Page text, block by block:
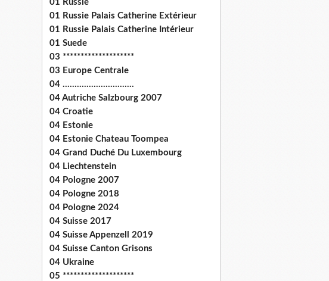
01 Russie
01 Russie Palais Catherine Extérieur
01 Russie Palais Catherine Intérieur
01 Suede
03 ********************
03 Europe Centrale
04 ..............................
04 Autriche Salzbourg 2007
04 Croatie
04 Estonie
04 Estonie Chateau Toompea
04 Grand Duché Du Luxembourg
04 Liechtenstein
04 Pologne 2007
04 Pologne 2018
04 Pologne 2024
04 Suisse 2017
04 Suisse Appenzell 2019
04 Suisse Canton Grisons
04 Ukraine
05 ********************